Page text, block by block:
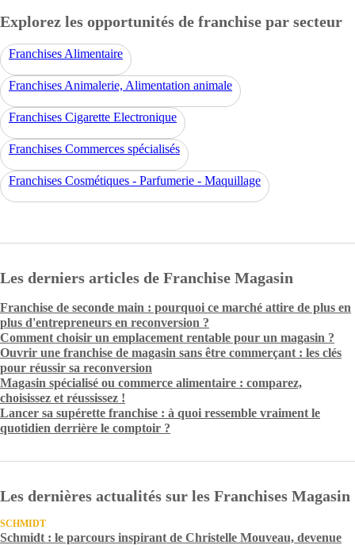
Explorez les opportunités de franchise par secteur
Franchises Alimentaire
Franchises Animalerie, Alimentation animale
Franchises Cigarette Electronique
Franchises Commerces spécialisés
Franchises Cosmétiques - Parfumerie - Maquillage
Les derniers articles de Franchise Magasin
Franchise de seconde main : pourquoi ce marché attire de plus en
plus d'entrepreneurs en reconversion ?
Comment choisir un emplacement rentable pour un magasin ?
Ouvrir une franchise de magasin sans être commerçant : les clés
pour réussir sa reconversion
Magasin spécialisé ou commerce alimentaire : comparez,
choisissez et réussissez !
Lancer sa supérette franchise : à quoi ressemble vraiment le
quotidien derrière le comptoir ?
Les dernières actualités sur les Franchises Magasin
SCHMIDT
Schmidt : le parcours inspirant de Christelle Mouveau, devenue